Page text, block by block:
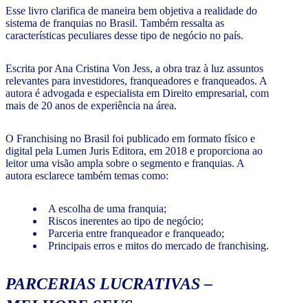
Esse livro clarifica de maneira bem objetiva a realidade do
sistema de franquias no Brasil. Também ressalta as
características peculiares desse tipo de negócio no país.
Escrita por Ana Cristina Von Jess, a obra traz à luz assuntos
relevantes para investidores, franqueadores e franqueados. A
autora é advogada e especialista em Direito empresarial, com
mais de 20 anos de experiência na área.
O Franchising no Brasil foi publicado em formato físico e
digital pela Lumen Juris Editora, em 2018 e proporciona ao
leitor uma visão ampla sobre o segmento e franquias. A
autora esclarece também temas como:
A escolha de uma franquia;
Riscos inerentes ao tipo de negócio;
Parceria entre franqueador e franqueado;
Principais erros e mitos do mercado de franchising.
PARCERIAS LUCRATIVAS –